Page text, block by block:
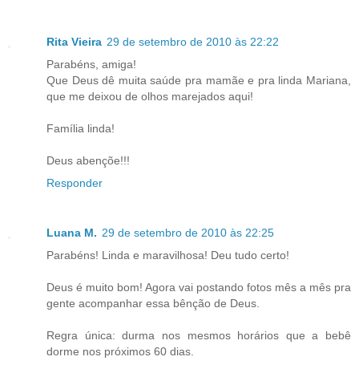
Rita Vieira 29 de setembro de 2010 às 22:22
Parabéns, amiga!
Que Deus dê muita saúde pra mamãe e pra linda Mariana,
que me deixou de olhos marejados aqui!
Família linda!
Deus abençõe!!!
Responder
Luana M. 29 de setembro de 2010 às 22:25
Parabéns! Linda e maravilhosa! Deu tudo certo!
Deus é muito bom! Agora vai postando fotos mês a mês pra
gente acompanhar essa bênção de Deus.
Regra única: durma nos mesmos horários que a bebê
dorme nos próximos 60 dias.